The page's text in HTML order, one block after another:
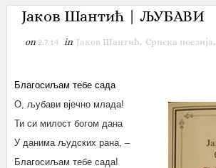
Јаков Шантић | ЉУБАВИ
on 2.7.14 in Јаков Шантић, Српска поезија,
Благосиљам тебе сада
О, љубави вјечно млада!
Ти си милост богом дана
У данима људских рана, –
Благосиљам тебе сада!